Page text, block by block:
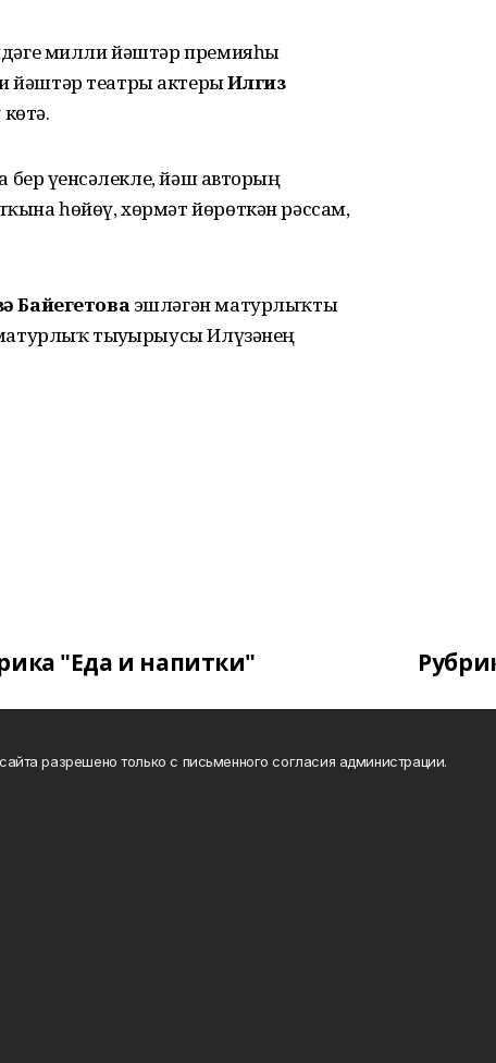
милли йәштәр премияһы
йәштәр театры актерыИлгиз
бер үҙенсәлекле, йәш авторҙың
һөйөү, хөрмәт йөрөткән рәссам,
Байегетова эшләгән матурлыҡты
тыуҙырыусы Илүзәнең
"Еда и напитки"
разрешено только с письменного согласия администрации.